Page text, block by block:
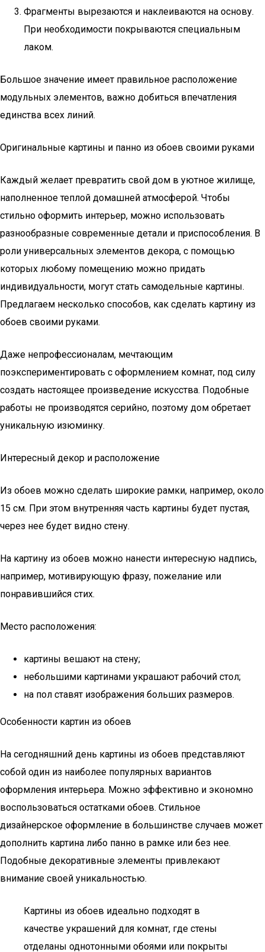
Фрагменты вырезаются и наклеиваются на основу.
При необходимости покрываются специальным
лаком.
Большое значение имеет правильное расположение
модульных элементов, важно добиться впечатления
единства всех линий.
Оригинальные картины и панно из обоев своими руками
Каждый желает превратить свой дом в уютное жилище,
наполненное теплой домашней атмосферой. Чтобы
стильно оформить интерьер, можно использовать
разнообразные современные детали и приспособления. В
роли универсальных элементов декора, с помощью
которых любому помещению можно придать
индивидуальности, могут стать самодельные картины.
Предлагаем несколько способов, как сделать картину из
обоев своими руками.
Даже непрофессионалам, мечтающим
поэкспериментировать с оформлением комнат, под силу
создать настоящее произведение искусства. Подобные
работы не производятся серийно, поэтому дом обретает
уникальную изюминку.
Интересный декор и расположение
Из обоев можно сделать широкие рамки, например, около
15 см. При этом внутренняя часть картины будет пустая,
через нее будет видно стену.
На картину из обоев можно нанести интересную надпись,
например, мотивирующую фразу, пожелание или
понравившийся стих.
Место расположения:
картины вешают на стену;
небольшими картинами украшают рабочий стол;
на пол ставят изображения больших размеров.
Особенности картин из обоев
На сегодняшний день картины из обоев представляют
собой один из наиболее популярных вариантов
оформления интерьера. Можно эффективно и экономно
воспользоваться остатками обоев. Стильное
дизайнерское оформление в большинстве случаев может
дополнить картина либо панно в рамке или без нее.
Подобные декоративные элементы привлекают
внимание своей уникальностью.
Картины из обоев идеально подходят в
качестве украшений для комнат, где стены
отделаны однотонными обоями или покрыты